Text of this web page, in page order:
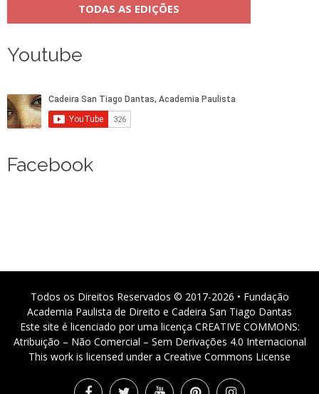
TODAS AS EDIÇÕES
Youtube
Facebook
Todos os Direitos Reservados © 2017-2026 • Fundação
Academia Paulista de Direito e Cadeira San Tiago Dantas
Este site é licenciado por uma licença CREATIVE COMMONS:
Atribuição – Não Comercial – Sem Derivações 4.0 Internacional
This work is licensed under a Creative Commons License